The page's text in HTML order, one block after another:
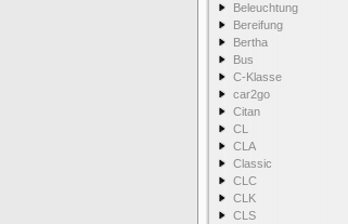
Beleuchtung
Bereifung
Bertha
Bus
C-Klasse
car2go
Citan
CL
CLA
Classic
CLC
CLK
CLS